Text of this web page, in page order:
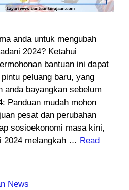
anda untuk mengubah
2024? Ketahui
bantuan ini dapat
peluang baru, yang
anda bayangkan sebelum
Panduan mudah mohon
pesat dan perubahan
sosioekonomi masa kini,
2024 melangkah … Read
News